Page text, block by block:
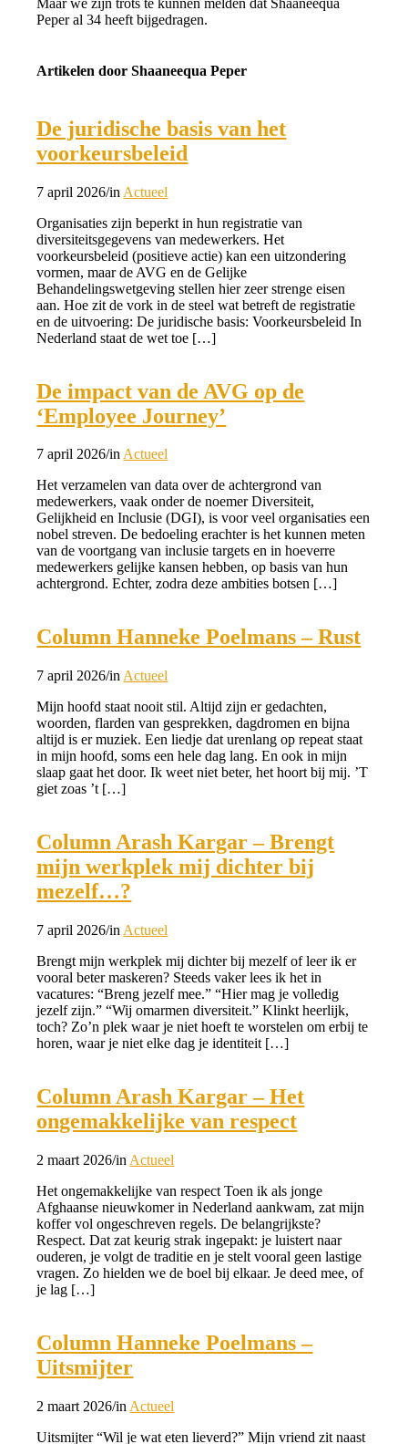
Maar we zijn trots te kunnen melden dat Shaaneequa
Peperal 34 heeft bijgedragen.
Artikelen door Shaaneequa Peper
De juridische basis van het
voorkeursbeleid
7 april 2026/in Actueel
Organisaties zijn beperkt in hun registratie van
diversiteitsgegevens van medewerkers. Het
voorkeursbeleid (positieve actie) kan een uitzondering
vormen, maar de AVG en de Gelijke
Behandelingswetgeving stellen hier zeer strenge eisen
aan. Hoe zit de vork in de steel wat betreft de registratie
en de uitvoering: De juridische basis: Voorkeursbeleid In
Nederland staat de wet toe […]
De impact van de AVG op de
‘Employee Journey’
7 april 2026/inActueel
Het verzamelen van data over de achtergrond van
medewerkers, vaak onder de noemer Diversiteit,
Gelijkheid en Inclusie (DGI), is voor veel organisaties een
nobel streven. De bedoeling erachter is het kunnen meten
van de voortgang van inclusie targets en in hoeverre
medewerkers gelijke kansen hebben, op basis van hun
achtergrond. Echter, zodra deze ambities botsen […]
Column Hanneke Poelmans – Rust
7 april 2026/in Actueel
Mijn hoofd staat nooit stil. Altijd zijn er gedachten,
woorden, flarden van gesprekken, dagdromen en bijna
altijd is er muziek. Een liedje dat urenlang op repeat staat
in mijn hoofd, soms een hele dag lang. En ook in mijn
slaap gaat het door. Ik weet niet beter, het hoort bij mij. ’T
giet zoas ’t […]
Column Arash Kargar – Brengt
mijn werkplek mij dichter bij
mezelf…?
7 april 2026/in Actueel
Brengt mijn werkplek mij dichter bij mezelf of leer ik er
vooral beter maskeren? Steeds vaker lees ik het in
vacatures: “Breng jezelf mee.” “Hier mag je volledig
jezelf zijn.” “Wij omarmen diversiteit.” Klinkt heerlijk,
toch? Zo’n plek waar je niet hoeft te worstelen om erbij te
horen, waar je niet elke dag je identiteit […]
Column Arash Kargar – Het
ongemakkelijke van respect
2 maart 2026/in Actueel
Het ongemakkelijke van respect Toen ik als jonge
Afghaanse nieuwkomer in Nederland aankwam, zat mijn
koffer vol ongeschreven regels. De belangrijkste?
Respect. Dat zat keurig strak ingepakt: je luistert naar
ouderen, je volgt de traditie en je stelt vooral geen lastige
vragen. Zo hielden we de boel bij elkaar. Je deed mee, of
je lag […]
Column Hanneke Poelmans –
Uitsmijter
2 maart 2026/in Actueel
Uitsmijter “Wil je wat eten lieverd?” Mijn vriend zit naast